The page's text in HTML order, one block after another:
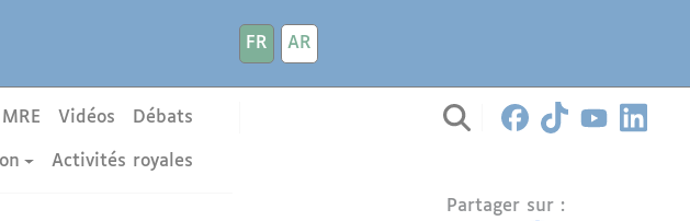
FR
AR
MRE Vidéos Débats
Activités royales
Partager sur :